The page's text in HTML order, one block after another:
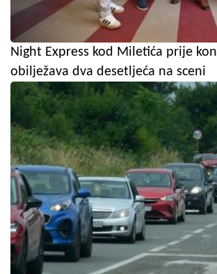
Night Express kod Miletića prije
obilježava dva desetljeća na sceni